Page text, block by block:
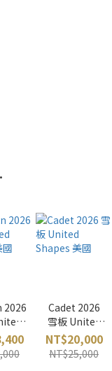
2026
美國
Cadet 2026
雪板 United
Shapes 美國
NT$20,000
NT$25,000